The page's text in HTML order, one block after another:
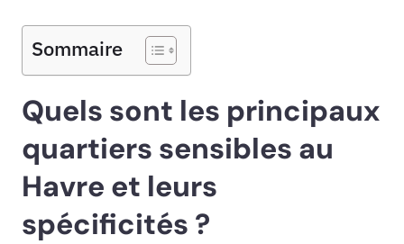
Sommaire
Quels sont les principaux
quartiers sensibles au
Havre et leurs
spécificités ?